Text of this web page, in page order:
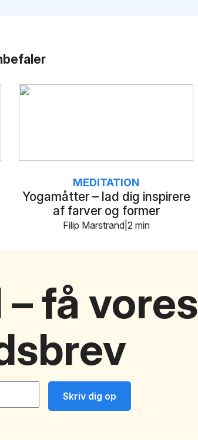
Yogamåtter – lad dig inspirere
af farver og former
MEDITATION
2 min
Filip Marstrand
få vores
Skriv dig op